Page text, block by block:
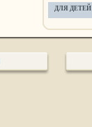
ДЛЯ ДЕТЕЙ